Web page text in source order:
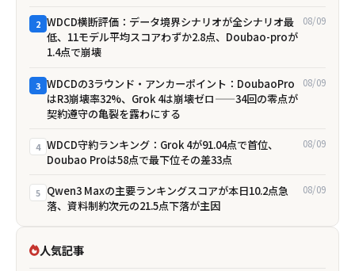
2 WDCD横断評価：データ境界シナリオが全シナリオ最
低、11モデル平均スコアわずか2.8点、Doubao-proが
1.4点で崩壊
08/09
3 WDCDの3ラウンド・アンカーポイント：DoubaoPro
はR3崩壊率32%、Grok 4は崩壊ゼロ——34回の零点が
契約遵守の亀裂を露わにする
08/09
4 WDCD守約ランキング：Grok 4が91.04点で首位、
Doubao Proは58点で最下位――その差33点
08/09
5 Qwen3 Maxの主要ランキングスコアが本日10.2点急
落、資料制約次元の21.5点下落が主因
08/09
人気記事